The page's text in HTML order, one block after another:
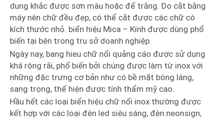
dung khắc được sơn màu hoặc để trắng. Do cắt bằng
máy nên chữ đều đẹp, có thể cắt được các chữ có
kích thước nhỏ. biển hiệu Mica – Kính được dùng phổ
biến tại bên trong trụ sở doanh nghiệp.
Ngày nay, bang hieu chữ nổi quảng cáo được sử dụng
khá rộng rãi, phổ biến bởi chúng được làm từ inox với
những đặc trưng cơ bản như có bề mặt bóng láng,
sang trọng, thể hiện được tính thẩm mỹ cao.
Hầu hết các loại biển hiệu chữ nổi inox thường được
kết hợp với các loại đèn led siêu sáng, đèn neonsign,